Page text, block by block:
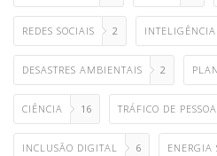
REDES SOCIAIS 2
DESASTRES AMBIENTAIS 2
CIÊNCIA 16 TRÁFICO DE
INCLUSÃO DIGITAL 6 ENERGIA